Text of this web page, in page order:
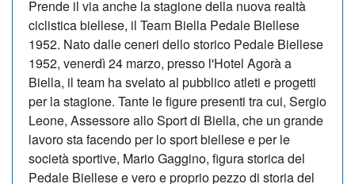
Prende il via anche la stagione della nuova realtà
ciclistica biellese, il Team Biella Pedale Biellese
1952. Nato dalle ceneri dello storico Pedale Biellese
1952, venerdì 24 marzo, presso l'Hotel Agorà a
Biella, il team ha svelato al pubblico atleti e progetti
per la stagione. Tante le figure presenti tra cui, Sergio
Leone, Assessore allo Sport di Biella, che un grande
lavoro sta facendo per lo sport biellese e per le
società sportive, Mario Gaggino, figura storica del
Pedale Biellese e vero e proprio pezzo di storia del